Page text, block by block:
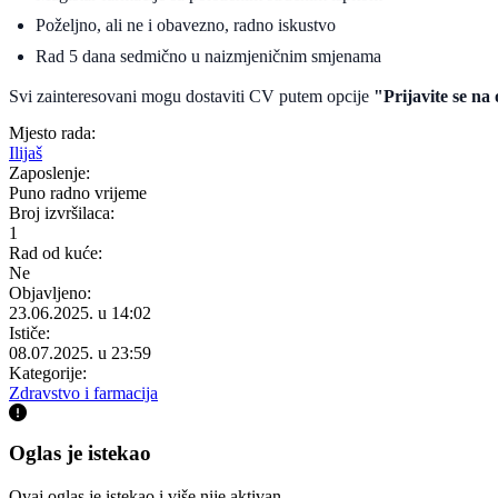
Poželjno, ali ne i obavezno, radno iskustvo
Rad 5 dana sedmično u naizmjeničnim smjenama
Svi zainteresovani mogu dostaviti CV putem opcije "Prijavite se na
Mjesto rada:
Ilijaš
Zaposlenje:
Puno radno vrijeme
Broj izvršilaca:
1
Rad od kuće:
Ne
Objavljeno:
23.06.2025. u 14:02
Ističe:
08.07.2025. u 23:59
Kategorije:
Zdravstvo i farmacija
Oglas je istekao